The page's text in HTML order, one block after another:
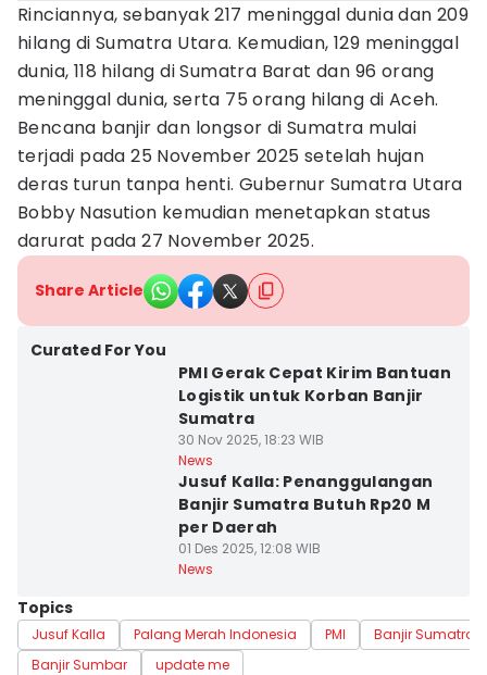
Rinciannya, sebanyak 217 meninggal dunia dan 209
hilang di Sumatra Utara. Kemudian, 129 meninggal
dunia, 118 hilang di Sumatra Barat dan 96 orang
meninggal dunia, serta 75 orang hilang di Aceh.
Bencana banjir dan longsor di Sumatra mulai
terjadi pada 25 November 2025 setelah hujan
deras turun tanpa henti. Gubernur Sumatra Utara
Bobby Nasution kemudian menetapkan status
darurat pada 27 November 2025.
Share Article
Curated For You
PMI Gerak Cepat Kirim Bantuan
Logistik untuk Korban Banjir
Sumatra
30 Nov 2025, 18:23 WIB
News
Jusuf Kalla: Penanggulangan
Banjir Sumatra Butuh Rp20 M
per Daerah
01 Des 2025, 12:08 WIB
News
Topics
Jusuf Kalla Palang Merah Indonesia PMI
Banjir Sumatra
Banjir Sumbar
update me